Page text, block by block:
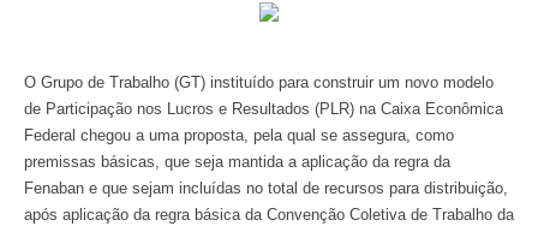
O Grupo de Trabalho (GT) instituído para construir um novo modelo
de Participação nos Lucros e Resultados (PLR) na Caixa Econômica
Federal chegou a uma proposta, pela qual se assegura, como
premissas básicas, que seja mantida a aplicação da regra da
Fenaban e que sejam incluídas no total de recursos para distribuição,
após aplicação da regra básica da Convenção Coletiva de Trabalho da